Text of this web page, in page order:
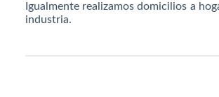
Igualmente realizamos domicilios a
industria.